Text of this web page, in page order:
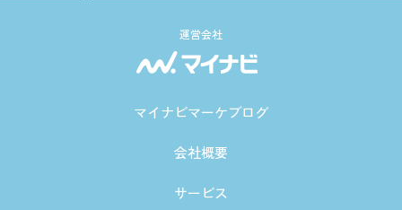
運営会社
マイナビマーケブログ
会社概要
サービス